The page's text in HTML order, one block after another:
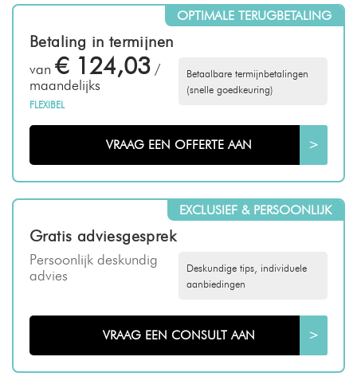
OPTIMALE TERUGBETALING
Betaling in termijnen
Betaalbare termijnbetalingen
(snelle goedkeuring)
van € 124,03 /
maandelijks
FLEXIBEL
VRAAG EEN OFFERTE AAN >
EXCLUSIEF & PERSOONLIJK
Gratis adviesgesprek
Deskundige tips, individuele
aanbiedingen
Persoonlijk deskundig
advies
VRAAG EEN CONSULT AAN >